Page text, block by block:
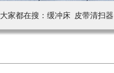
大家都在搜： 缓冲床 皮带清扫器